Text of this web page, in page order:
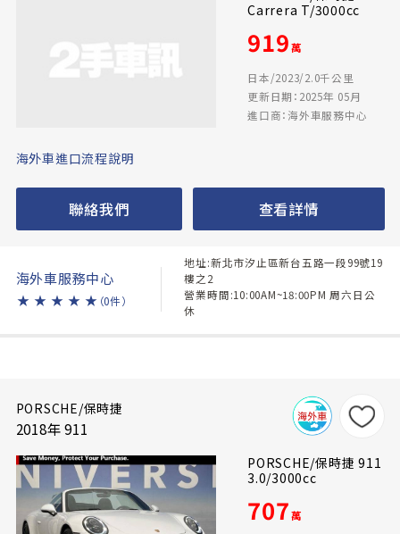
Carrera T/3000cc
919萬
日本/2023/2.0千公里
更新日期：2025年 05月
進口商：海外車服務中心
海外車進口流程說明
聯絡我們 查看詳情
海外車服務中心
★ ★ ★ ★ ★ （0件）
地址:新北市汐止區新台五路一段99號19
樓之2
營業時間:10:00AM~18:00PM 周六日公
休
PORSCHE/保時捷
2018年 911
PORSCHE/保時捷 911
3.0/3000cc
707萬